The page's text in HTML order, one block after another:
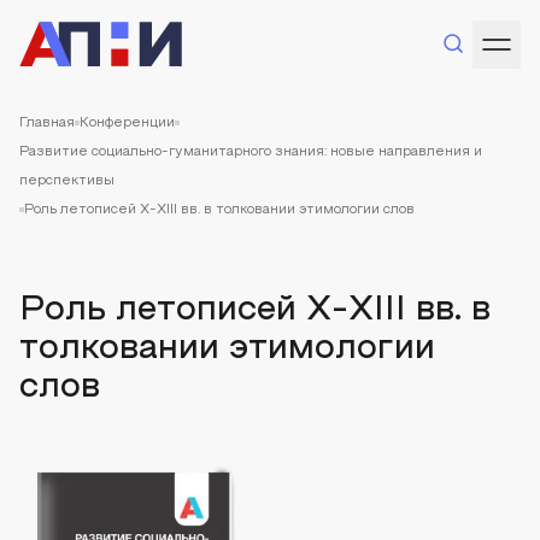
Главная Конференции
Развитие социально-гуманитарного знания: новые направления и
перспективы
Роль летописей X-XIII вв. в толковании этимологии слов
Роль летописей X-XIII вв. в
толковании этимологии
слов